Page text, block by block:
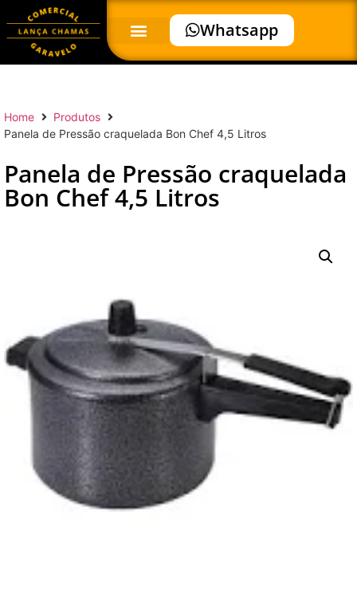
Whatsapp
Home
Produtos
Panela de Pressão craquelada Bon Chef 4,5 Litros
Panela de Pressão craquelada
Bon Chef 4,5 Litros